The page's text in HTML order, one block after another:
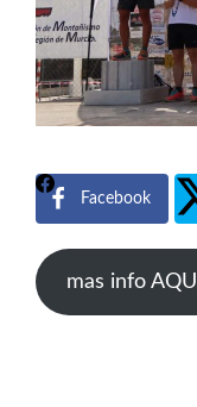
Facebook
mas info AQUI